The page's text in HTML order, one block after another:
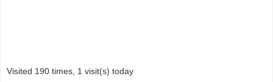
Visited 190 times, 1 visit(s) today